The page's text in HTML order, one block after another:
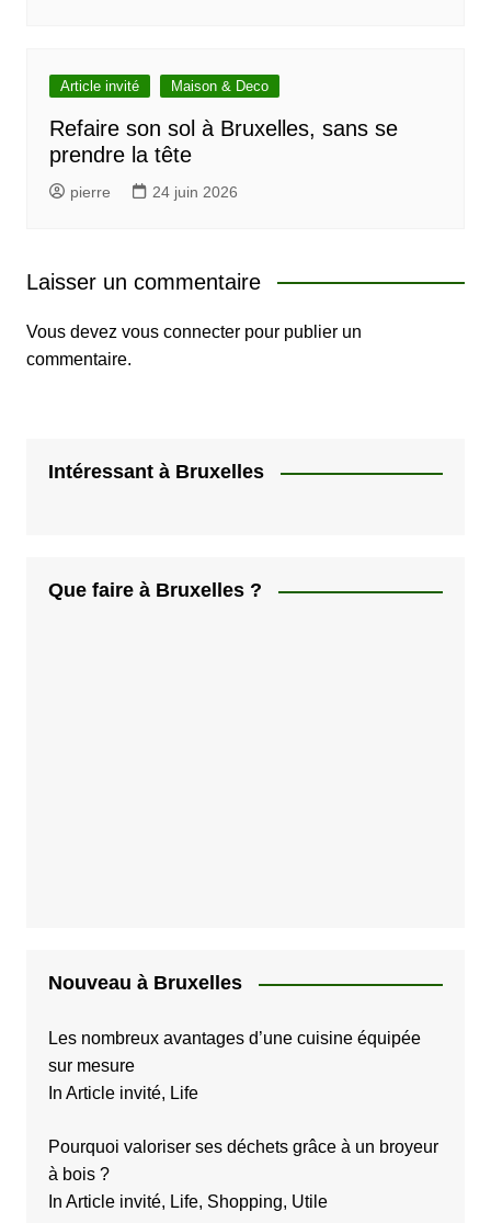
Article invité Maison & Deco
Refaire son sol à Bruxelles, sans se
prendre la tête
pierre 24 juin 2026
Laisser un commentaire
Vous devez vous connecterpour publier un
commentaire.
Intéressant à Bruxelles
Que faire à Bruxelles ?
Nouveau à Bruxelles
Les nombreux avantages d’une cuisine équipée
sur mesure
In Article invité, Life
Pourquoi valoriser ses déchets grâce à un broyeur
à bois ?
In Article invité, Life, Shopping, Utile